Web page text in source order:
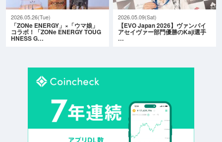
2026.05.26(Tue)
「ZONe ENERGY」×「ウマ娘」
コラボ！「ZONe ENERGY TOUG
HNESS G…
2026.05.09(Sat)
【EVO Japan 2026】ヴァンパイ
アセイヴァー部門優勝のKaji選手
…